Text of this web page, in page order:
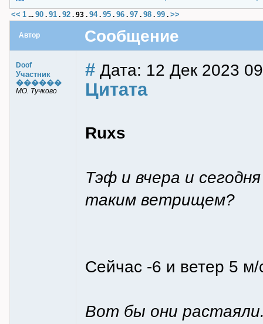
<< 1 ... 90 . 91 . 92 . 93 . 94. 95 . 96 . 97 . 98 . 99 . >>
Автор Сообщение
Doof
Участник
������
МО. Тучково
# Дата: 12 Дек 2023
Цитата
Ruxs
Тэф и вчера и
таким ветрищем?
Сейчас -6 и ветер 5
Вот бы они